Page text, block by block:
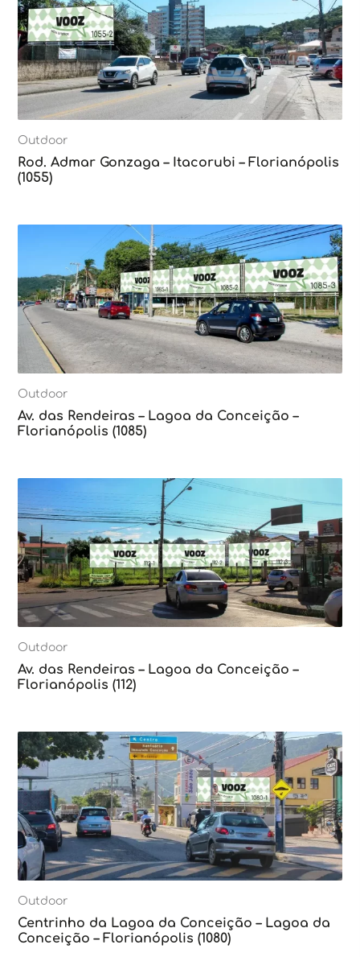
Outdoor
Rod. Admar Gonzaga – Itacorubi – Florianópolis
(1055)
Outdoor
Av. das Rendeiras – Lagoa da Conceição –
Florianópolis (1085)
Outdoor
Av. das Rendeiras – Lagoa da Conceição –
Florianópolis (112)
Outdoor
Centrinho da Lagoa da Conceição – Lagoa da
Conceição – Florianópolis (1080)